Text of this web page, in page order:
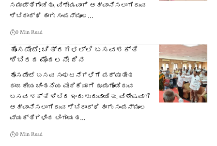
ಸಮಾಪ್ತಿಗೊಂಡಿತು. ವಿಶೇಷವಾಗಿ ಆಹ್ವಾನಿಸಲಾಗಿರುವ
ಶಿಬಿರಾರ್ಥಿ ಹಾಗು ಸಂಪನ್ಮೂಲ…
0 Min Read
ಹೊಸಪೇಟೆ: ಚಿತ್ರಗಳಲ್ಲಿ ಬಸವಶಕ್ತಿ
ಶಿಬಿರದ ಮೊದಲನೇ ದಿನ
ಹೊಸಪೇಟೆ ಬಸವ ಸಂಘಟನೆಗಳಿಗೆ ಪಕ್ಷಾತೀತ
ರಾಜಕೀಯ ಚಿಂತನೆಯ ವೇದಿಕೆಯಾಗಿ ರೂಪುಗೊಂಡಿರುವ
ಬಸವ ಶಕ್ತಿ ಶಿಬಿರ ಇಂದು ಶುರುವಾಯಿತು. ವಿಶೇಷವಾಗಿ
ಆಹ್ವಾನಿಸಲಾಗಿರುವ ಶಿಬಿರಾರ್ಥಿ ಹಾಗು ಸಂಪನ್ಮೂಲ
ವ್ಯಕ್ತಿಗಳಿಂದ ಲಿಂಗಾಯತ…
0 Min Read